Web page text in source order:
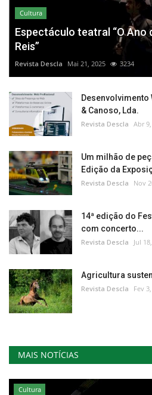
Cultura
Espectáculo teatral “O Ano
Reis”
Revista Descla Mai 21, 2025 3234
Desenvolvimento
& Canoso, Lda.
Revista Descla Abr
Um milhão de
Edição da
Revista Descla Nov
14ª edição do
com concerto...
Revista Descla Jul
Agricultura
Revista Descla Fev
MAIS NOTÍCIAS
Cultura